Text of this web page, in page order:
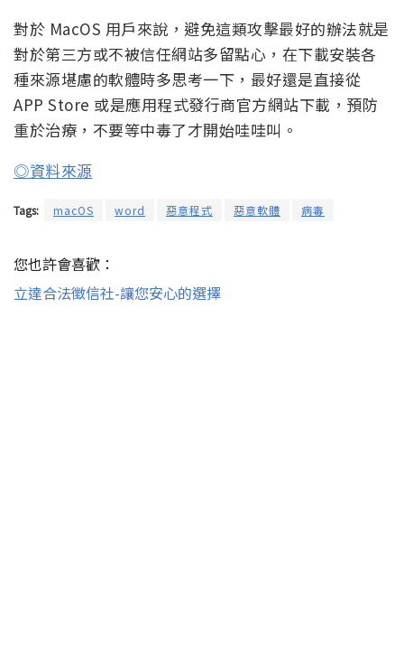
對於 MacOS 用戶來說，避免這類攻擊最好的辦法就是
對於第三方或不被信任網站多留點心，在下載安裝各
種來源堪慮的軟體時多思考一下，最好還是直接從
APP Store 或是應用程式發行商官方網站下載，預防
重於治療，不要等中毒了才開始哇哇叫。
◎資料來源
Tags: macOS word 惡意程式 惡意軟體 病毒
您也許會喜歡：
立達合法徵信社-讓您安心的選擇